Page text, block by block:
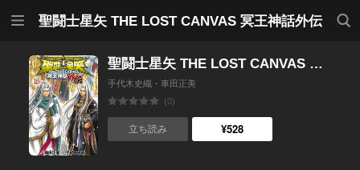
聖闘士星矢 THE LOST CANVAS 冥王神話外伝
検索
聖闘士星矢 THE LOST CANVAS 冥王神話外伝 （16）
手代木史織・車田正美
(0)
立ち読み ¥528